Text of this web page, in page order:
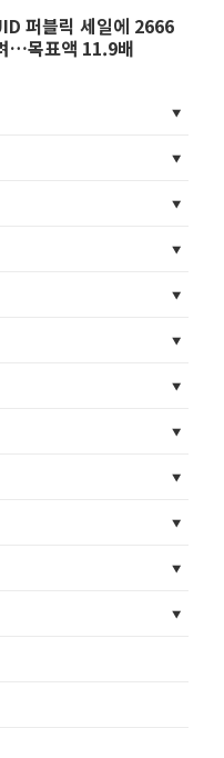
퍼블릭 세일에 2666
…목표액 11.9배